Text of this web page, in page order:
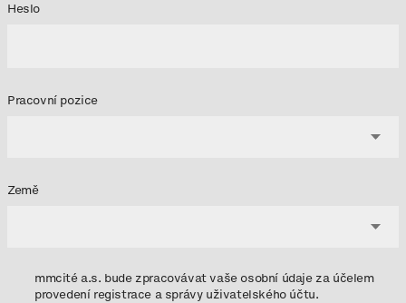
Heslo
Pracovní pozice
Země
mmcité a.s. bude zpracovávat vaše osobní údaje za účelem
provedení registrace a správy uživatelského účtu.